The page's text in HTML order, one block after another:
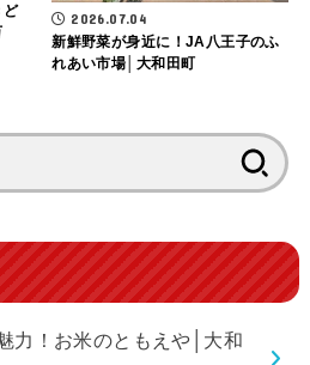
ど
2026.07.04
新鮮野菜が身近に！JA八王子のふ
れあい市場│大和田町
索:
力！お米のともえや│大和